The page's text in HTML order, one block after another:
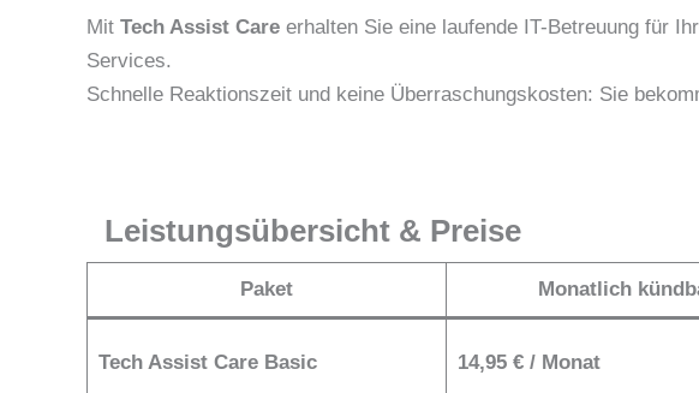
Mit Tech Assist Care erhalten Sie eine laufende IT-Betreuung für
Services.
Schnelle Reaktionszeit und keine Überraschungskosten: Sie
Leistungsübersicht & Preise
Paket Monatlich
Tech Assist Care Basic 14,95 € / Monat